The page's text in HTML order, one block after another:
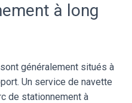
à long
généralement situés à
Un service de navette
de stationnement à